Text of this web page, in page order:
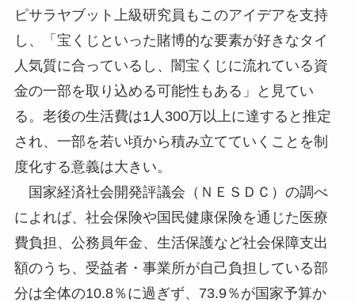
ピサラヤブット上級研究員もこのアイデアを支持
し、「宝くじといった賭博的な要素が好きなタイ
人気質に合っているし、闇宝くじに流れている資
金の一部を取り込める可能性もある」と見てい
る。老後の生活費は1人300万以上に達すると推定
され、一部を若い頃から積み立てていくことを制
度化する意義は大きい。
国家経済社会開発評議会（ＮＥＳＤＣ）の調べ
によれば、社会保険や国民健康保険を通じた医療
費負担、公務員年金、生活保護など社会保障支出
額のうち、受益者・事業所が自己負担している部
分は全体の10.8％に過ぎず、73.9％が国家予算か